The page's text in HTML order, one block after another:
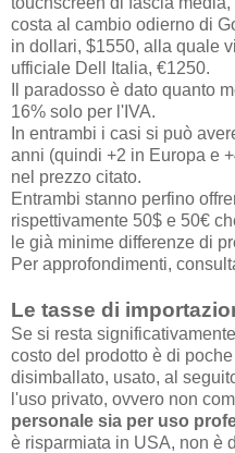
costa al cambio odierno di
in dollari, $1550, alla quale
ufficiale Dell Italia, €1250.
Il paradosso è dato quanto
16% solo per l'IVA.
In entrambi i casi si può
anni (quindi +2 in Europa e
nel prezzo citato.
Entrambi stanno perfino
rispettivamente 50$ e 50€
le già minime differenze di
Per approfondimenti,
Le tasse di
Se si resta
costo del prodotto è di
disimballato, usato, al
l'uso privato, ovvero non
personale sia per uso
è risparmiata in USA, non è